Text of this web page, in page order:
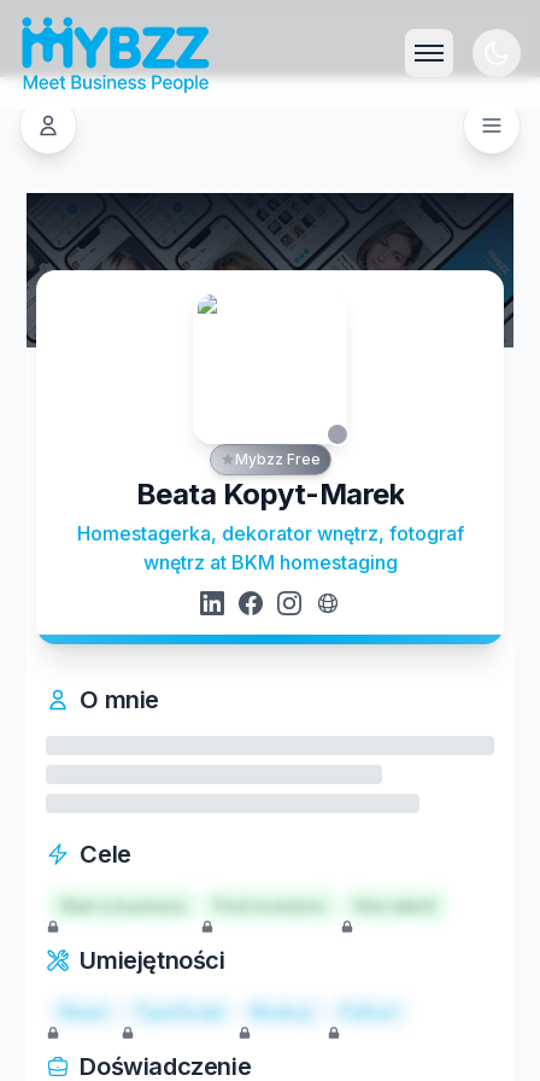
Mybzz Free
Beata Kopyt-Marek
Homestagerka, dekorator wnętrz, fotograf
wnętrz at BKM homestaging
O mnie
Cele
Start a business Hire talent
Umiejętności
React TypeScript Node.js Python
Doświadczenie